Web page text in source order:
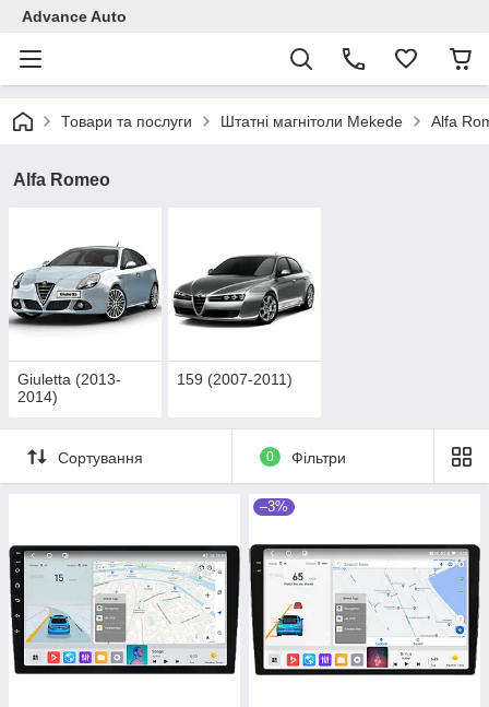
Advance Auto
Товари та послуги Штатні магнітоли Mekede Alfa
Alfa Romeo
Giuletta (2013-
2014)
159 (2007-2011)
Сортування 0 Фільтри
–3%